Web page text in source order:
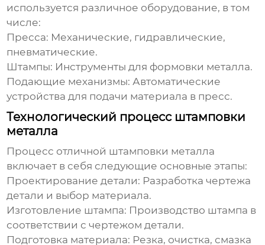
используется различное оборудование, в том
числе:
Пресса: Механические, гидравлические,
пневматические.
Штампы: Инструменты для формовки металла.
Подающие механизмы: Автоматические
устройства для подачи материала в пресс.
Технологический процесс штамповки
металла
Процесс отличной штамповки металла
включает в себя следующие основные этапы:
Проектирование детали: Разработка чертежа
детали и выбор материала.
Изготовление штампа: Производство штампа в
соответствии с чертежом детали.
Подготовка материала: Резка, очистка, смазка